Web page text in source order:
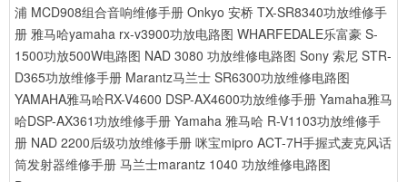
浦 MCD908组合音响维修手册 Onkyo 安桥 TX-SR8340功放维修手
册 雅马哈yamaha rx-v3900功放电路图 WHARFEDALE乐富豪 S-
1500功放500W电路图 NAD 3080 功放维修电路图 Sony 索尼 STR-
D365功放维修手册 Marantz马兰士 SR6300功放维修电路图
YAMAHA雅马哈RX-V4600 DSP-AX4600功放维修手册 Yamaha雅马
哈DSP-AX361功放维修手册 Yamaha 雅马哈 R-V1103功放维修手
册 NAD 2200后级功放维修手册 咪宝mipro ACT-7H手握式麦克风话
筒发射器维修手册 马兰士marantz 1040 功放维修电路图